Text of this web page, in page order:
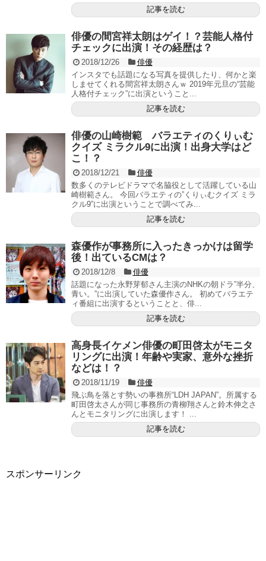
記事を読む
俳優の間宮祥太朗はゲイ！？芸能人格付
チェックに出演！その経歴は？
2018/12/26
俳優
インスタでも話題になる写真を提供したり、何かと楽
しませてくれる間宮祥太朗さんｗ 2019年元旦の“芸能
人格付チェック”に出演ということ...
記事を読む
俳優の山崎樹範 バラエティのくりぃむ
クイズ ミラクル9に出演！出身大学はど
こ！？
2018/12/21
俳優
数多くのテレビドラマで名脇役として活躍している山
崎樹範さん。 今回バラエティの”くりぃむクイズ ミラ
クル9”に出演ということで調べてみ...
記事を読む
森優作が事務所に入ったきっかけは留学
後！出ているCMは？
2018/12/8
俳優
話題になった永野芽郁さん主演のNHKの朝ドラ”半分、
青い。”に出演していた森優作さん。 初めてバラエテ
ィ番組に出演するということと、俳...
記事を読む
高身長イケメン俳優の町田啓太がモニタ
リングに出演！年齢や実家、意外な挫折
などは！？
2018/11/19
俳優
飛ぶ鳥を落とす勢いの事務所“LDH JAPAN”。所属する
町田啓太さんが同じ事務所の青柳翔さんと鈴木伸之さ
んとモニタリングに出演します！ ...
記事を読む
スポンサーリンク